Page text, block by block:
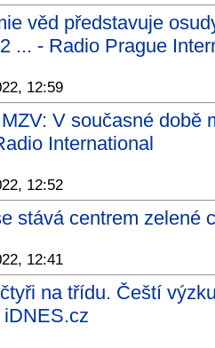
věd představuje
... - Radio Prague
12:59
V současné době
International
12:52
stává centrem zelené
12:41
na třídu. Čeští
iDNES.cz